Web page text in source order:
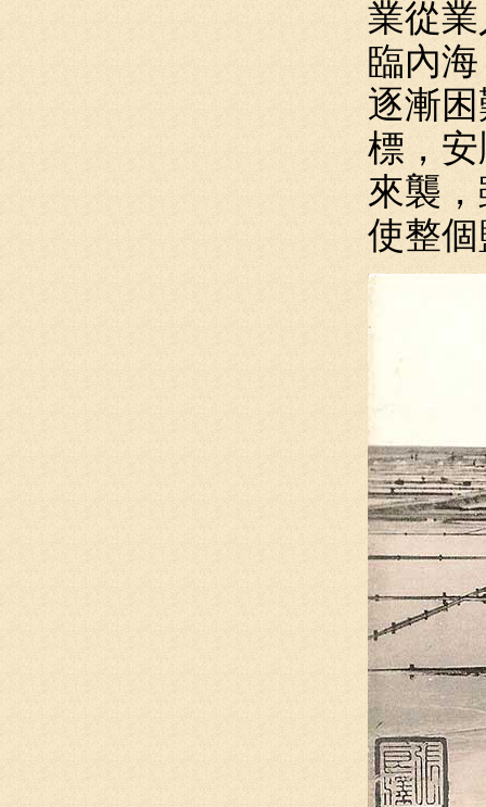
業從
臨內
逐漸
標，
來襲
使整